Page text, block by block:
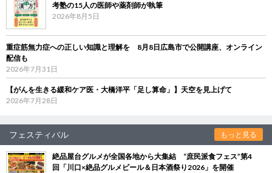
考塾の15人の医師や薬剤師が執筆
2026年8月5日
重症筋無力症への正しい知識と理解を 8月8日広島市で公開講座、オンライン
配信も
2026年7月31日
【がんを生きる緩和ケア医・大橋洋平「足し算命」】天空を見上げて
2026年7月28日
フェスティバル もっと見る
絶品屋台グルメが全国各地から大集結 “庶民派食フェス”第4
回「川口×絶品グルメビール＆日本酒祭り2026」を開催